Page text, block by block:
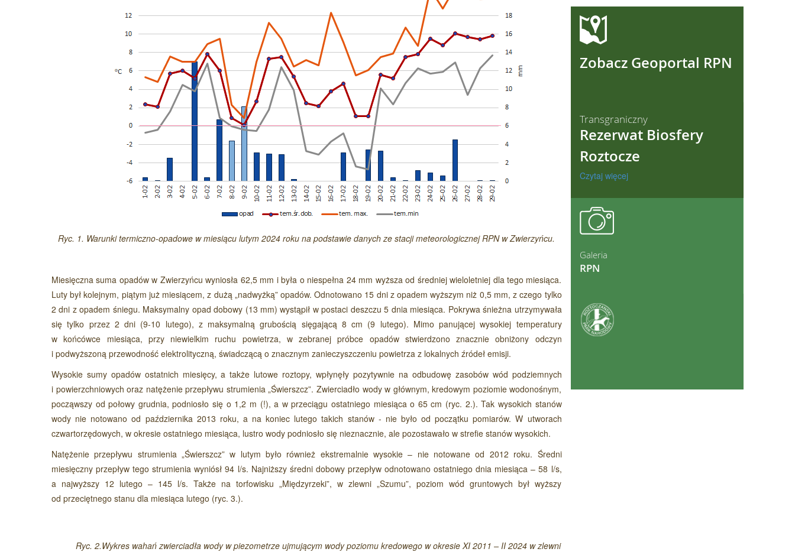
Ryc. 1. Warunki termiczno-opadowe w miesiącu lutym 2024 roku na podstawie danych ze stacji meteorologicznej RPN w Zwierzyńcu.
Miesięczna suma opadów w Zwierzyńcu wyniosła 62,5 mm i była o niespełna 24 mm wyższa od średniej wieloletniej dla tego miesiąca.
Luty był kolejnym, piątym już miesiącem, z dużą „nadwyżką” opadów. Odnotowano 15 dni z opadem wyższym niż 0,5 mm, z czego tylko
2 dni z opadem śniegu. Maksymalny opad dobowy (13 mm) wystąpił w postaci deszczu 5 dnia miesiąca. Pokrywa śnieżna utrzymywała
się tylko przez 2 dni (9-10 lutego), z maksymalną grubością sięgającą 8 cm (9 lutego). Mimo panującej wysokiej temperatury
w końcówce miesiąca, przy niewielkim ruchu powietrza, w zebranej próbce opadów stwierdzono znacznie obniżony odczyn
i podwyższoną przewodność elektrolityczną, świadczącą o znacznym zanieczyszczeniu powietrza z lokalnych źródeł emisji.
Wysokie sumy opadów ostatnich miesięcy, a także lutowe roztopy, wpłynęły pozytywnie na odbudowę zasobów wód podziemnych
i powierzchniowych oraz natężenie przepływu strumienia „Świerszcz”. Zwierciadło wody w głównym, kredowym poziomie wodonośnym,
począwszy od połowy grudnia, podniosło się o 1,2 m (!), a w przeciągu ostatniego miesiąca o 65 cm (ryc. 2.). Tak wysokich stanów
wody nie notowano od października 2013 roku, a na koniec lutego takich stanów - nie było od początku pomiarów. W utworach
czwartorzędowych, w okresie ostatniego miesiąca, lustro wody podniosło się nieznacznie, ale pozostawało w strefie stanów wysokich.
Natężenie przepływu strumienia „Świerszcz” w lutym było również ekstremalnie wysokie – nie notowane od 2012 roku. Średni
miesięczny przepływ tego strumienia wyniósł 94 l/s. Najniższy średni dobowy przepływ odnotowano ostatniego dnia miesiąca – 58 l/s,
a najwyższy 12 lutego – 145 l/s. Także na torfowisku „Międzyrzeki”, w zlewni „Szumu”, poziom wód gruntowych był wyższy
od przeciętnego stanu dla miesiąca lutego (ryc. 3.).
Ryc. 2.Wykres wahań zwierciadła wody w piezometrze ujmującym wody poziomu kredowego w okresie XI 2011 – II 2024 w zlewni
Zobacz Geoportal RPN
Czytaj więcej
Transgraniczny
Rezerwat Biosfery
Roztocze
Czytaj więcej
Galeria
RPN
Czytaj więcej